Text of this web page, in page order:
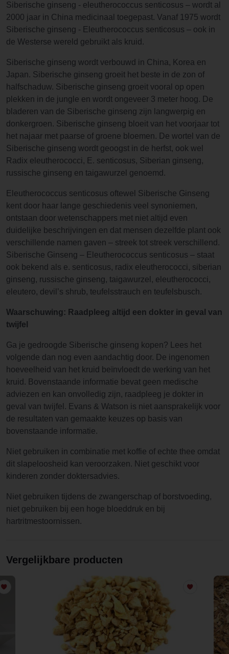
Siberische ginseng - eleutherococcus senticosus – wordt al
2000 jaar in China medicinaal toegepast. Vanaf 1975 wordt
Siberische ginseng - Eleutherococcus senticosus – ook in
de Westerse wereld gebruikt als kruid.
Siberische ginseng wordt verbouwd in China, Korea en
Japan. Siberische ginseng groeit het beste in de zon of
halfschaduw. Siberische ginseng groeit vooral op open
plekken in de jungle en wordt ongeveer 3 meter hoog. De
bladeren van de Siberische ginseng zijn langwerpig en
donkergroen. Siberische ginseng bloeit van het voorjaar tot
het najaar met paarse of groene bloemen. De wortel van de
Siberische ginseng wordt geoogst in de herfst, ook wel
Radix eleutherococci, E. senticosus, Siberian ginseng,
russische ginseng en taigawurzel genoemd.
Eleutherococcus senticosus oftewel Siberische Ginseng
kent door haar lange geschiedenis veel synoniemen,
ontstaan door wetenschappers met niet altijd even
duidelijke beschrijvingen en dat mensen dezelfde plant ook
verschillende namen gaven – streek tot streek verschillend.
Siberische Ginseng – Eleutherococcus senticosus – staat
ook bekend als e. senticosus, radix eleutherococci, siberian
ginseng, russische ginseng, taigawurzel, eleutherococci,
eleutero, devil’s shrub, teufelsstrauch en teufelsbusch.
Waarschuwing: Raadpleeg altijd een dokter in geval van
twijfel
Ga je gedroogde Siberische ginseng kopen? Lees het
volgende dan nog even aandachtig door. De ingenomen
hoeveelheid van het kruid beïnvloedt de werking van het
kruid. Bovenstaande informatie bevat geen medische
adviezen en kan onvolledig zijn, raadpleeg je dokter in
geval van twijfel. Evans & Watson is niet aansprakelijk voor
de resultaten van gemaakte keuzes op basis van
bovenstaande informatie.
Niet gebruiken in combinatie met koffie of echte thee omdat
dit slapeloosheid kan veroorzaken. Niet geschikt voor
kinderen zonder doktersadvies.
Niet gebruiken tijdens de zwangerschap of borstvoeding,
niet gebruiken bij een hoge bloeddruk en bij
hartritmestoornissen.
Vergelijkbare producten